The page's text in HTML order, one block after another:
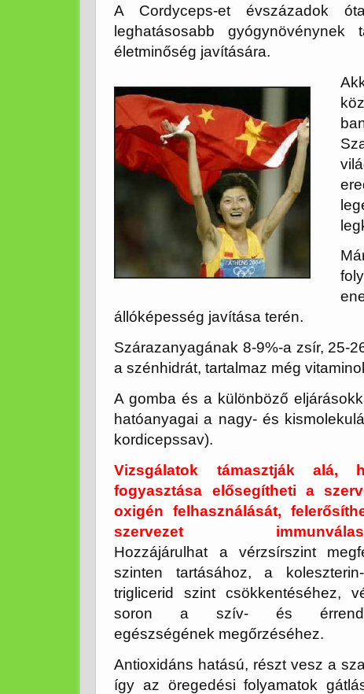
A Cordyceps-et évszázadok
leghatásosabb
életminőség javítására.
állóképesség javítása terén.
Szárazanyagának 8-9%-a zsír, 25-
a szénhidrát, tartalmaz még
A gomba és a különböző
hatóanyagai a nagy- és
kordicepssav).
Vizsgálatok támasztják alá,
fogyasztása elősegítheti a
oxigén felhasználását,
szervezet
Hozzájárulhat a vérzsírszint
szinten tartásához, a
triglicerid szint csökkentéséhez,
soron a szív- és
egészségének megőrzéséhez.
Antioxidáns hatású, részt vesz a
így az öregedési folyamatok